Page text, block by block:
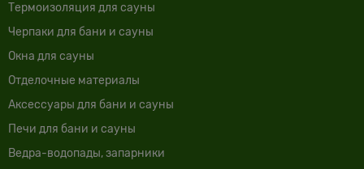
Термоизоляция для сауны
Черпаки для бани и сауны
Окна для сауны
Отделочные материалы
Аксессуары для бани и сауны
Печи для бани и сауны
Ведра-водопады, запарники